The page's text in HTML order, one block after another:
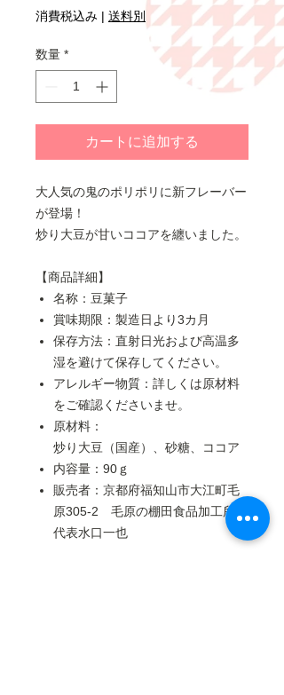
格
消費税込み | 送料別
数量 *
カートに追加する
大人気の鬼のポリポリに新フレーバー
が登場！
炒り大豆が甘いココアを纏いました。
【商品詳細】
名称：豆菓子
賞味期限：製造日より3カ月
保存方法：直射日光および高温多
湿を避けて保存してください。
アレルギー物質：詳しくは原材料
をご確認くださいませ。
原材料：
炒り大豆（国産）、砂糖、ココア
内容量：90ｇ
販売者：京都府福知山市大江町毛
原305-2 毛原の棚田食品加工所
代表水口一也